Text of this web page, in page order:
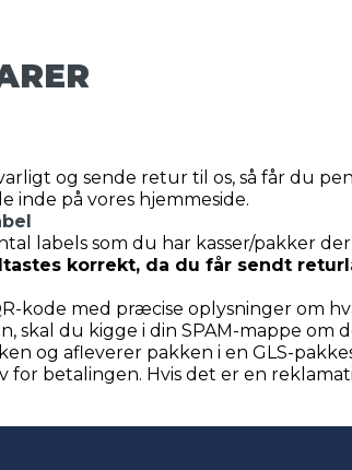
og sende retur til os, så får du
inde på vores hjemmeside.
labels som du har kasser/pakker
korrekt, da du får sendt
kode med præcise oplysninger om
skal du kigge i din SPAM-mappe om
og afleverer pakken i en GLS-
betalingen. Hvis det er en